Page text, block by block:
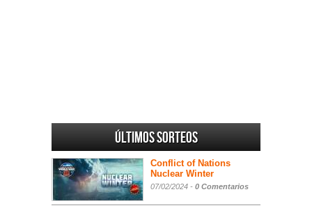
Últimos sorteos
Conflict of Nations
Nuclear Winter
07/02/2024 - 0 Comentarios